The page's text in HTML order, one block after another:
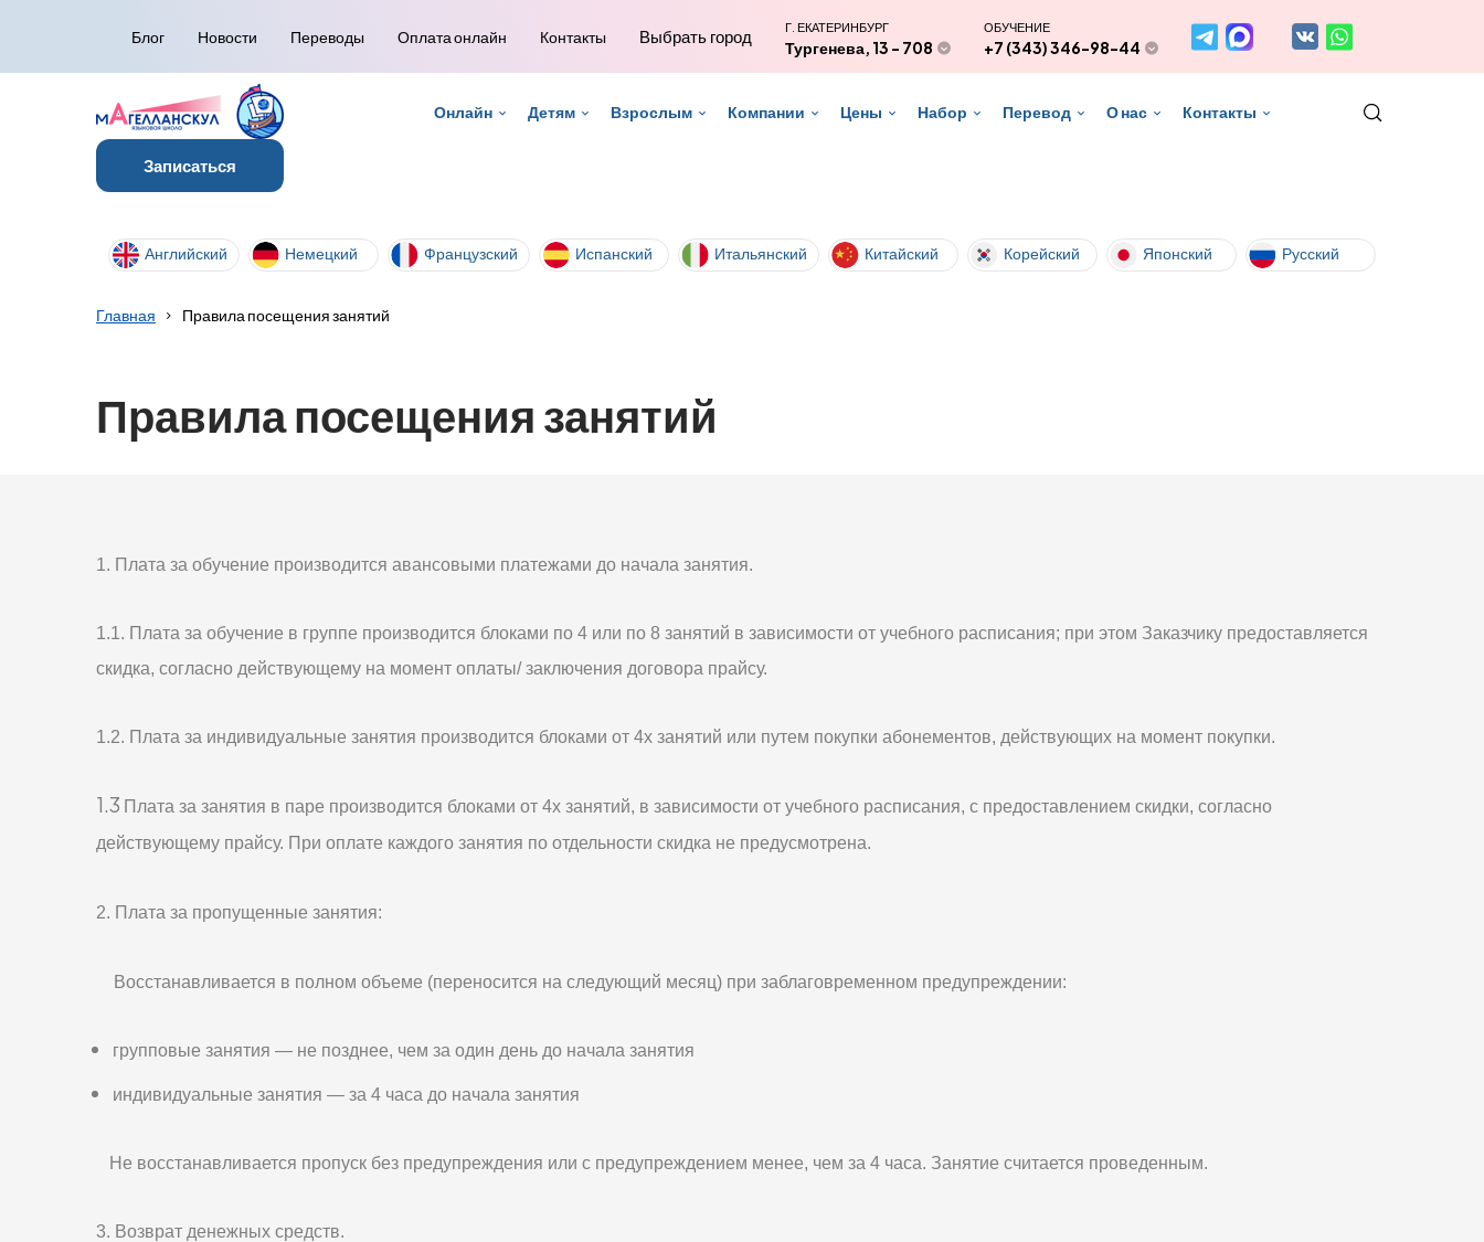
Блог Новости Переводы Оплата онлайн Контакты Выбрать город Г. ЕКАТЕРИНБУРГ
Тургенева, 13 - 708
ОБУЧЕНИЕ
+7 (343) 346-98-44
Онлайн Детям Взрослым Компании Цены Набор Перевод О нас Контакты
Записаться
Английский Немецкий Французский Испанский Итальянский Китайский Корейский Японский Русский
Главная Правила посещения занятий
Правила посещения занятий
1. Плата за обучение производится авансовыми платежами до начала занятия.
1.1. Плата за обучение в группе производится блоками по 4 или по 8 занятий в зависимости от учебного расписания; при этом Заказчику предоставляется
скидка, согласно действующему на момент оплаты/ заключения договора прайсу.
1.2. Плата за индивидуальные занятия производится блоками от 4х занятий или путем покупки абонементов, действующих на момент покупки.
1.3 Плата за занятия в паре производится блоками от 4х занятий, в зависимости от учебного расписания, с предоставлением скидки, согласно
действующему прайсу. При оплате каждого занятия по отдельности скидка не предусмотрена.
2. Плата за пропущенные занятия:
Восстанавливается в полном объеме (переносится на следующий месяц) при заблаговременном предупреждении:
групповые занятия — не позднее, чем за один день до начала занятия
индивидуальные занятия — за 4 часа до начала занятия
Не восстанавливается пропуск без предупреждения или с предупреждением менее, чем за 4 часа. Занятие считается проведенным.
3. Возврат денежных средств.